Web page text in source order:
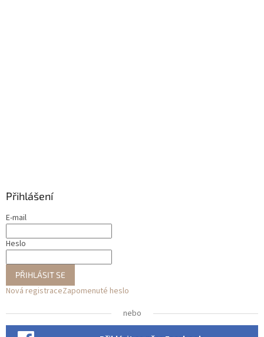
Přihlášení
E-mail
Heslo
PŘIHLÁSIT SE
Nová registraceZapomenuté heslo
nebo